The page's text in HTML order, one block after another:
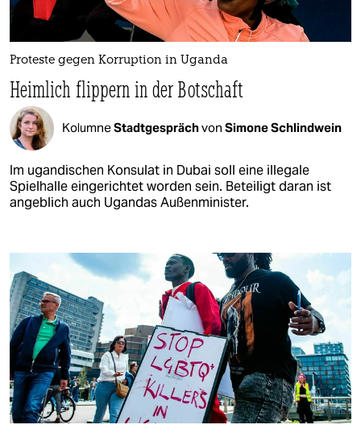
Proteste gegen Korruption in Uganda
Heimlich flippern in der Botschaft
KolumneStadtgesprächvon Simone Schlindwein
Im ugandischen Konsulat in Dubai soll eine illegale
Spielhalle eingerichtet worden sein. Beteiligt daran ist
angeblich auch Ugandas Außenminister.